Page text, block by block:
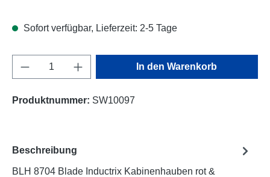
Sofort verfügbar, Lieferzeit: 2-5 Tage
Produkt Anzahl: Gib den gewünschten
In den Warenkorb
Produktnummer: SW10097
Beschreibung
BLH 8704 Blade Inductrix Kabinenhauben rot &